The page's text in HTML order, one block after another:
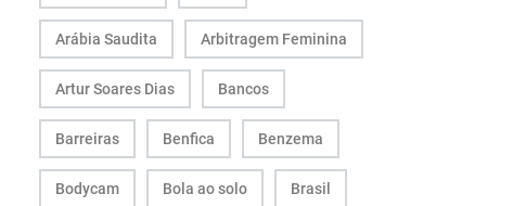
Arábia Saudita Arbitragem Feminina
Artur Soares Dias Bancos
Barreiras Benfica Benzema
Bodycam Bola ao solo Brasil